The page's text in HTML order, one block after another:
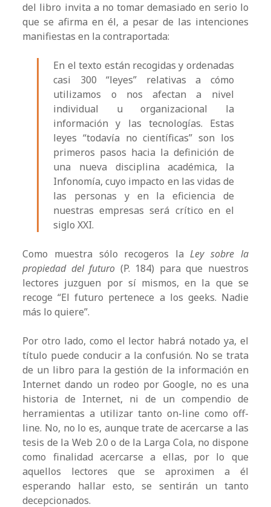
del libro invita a no tomar demasiado en serio lo
que se afirma en él, a pesar de las intenciones
manifiestas en la contraportada:
En el texto están recogidas y ordenadas
casi 300 “leyes” relativas a cómo
utilizamos o nos afectan a nivel
individual u organizacional la
información y las tecnologías. Estas
leyes “todavía no científicas” son los
primeros pasos hacia la definición de
una nueva disciplina académica, la
Infonomía, cuyo impacto en las vidas de
las personas y en la eficiencia de
nuestras empresas será crítico en el
siglo XXI.
Como muestra sólo recogeros laLey sobre la
propiedad del futuro (P. 184) para que nuestros
lectores juzguen por sí mismos, en la que se
recoge “El futuro pertenece a los geeks. Nadie
más lo quiere”.
Por otro lado, como el lector habrá notado ya, el
título puede conducir a la confusión. No se trata
de un libro para la gestión de la información en
Internet dando un rodeo por Google, no es una
historia de Internet, ni de un compendio de
herramientas a utilizar tanto on-line como off-
line. No, no lo es, aunque trate de acercarse a las
tesis de la Web 2.0 o de la Larga Cola, no dispone
como finalidad acercarse a ellas, por lo que
aquellos lectores que se aproximen a él
esperando hallar esto, se sentirán un tanto
decepcionados.